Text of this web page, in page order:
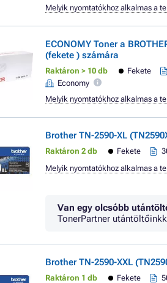
Melyik nyomtatókhoz alkalmas a
ECONOMY Toner a
(fekete ) számára
Raktáron > 10 db Fekete
Economy
Melyik nyomtatókhoz alkalmas a
Brother TN-2590-XL
Raktáron 2 db Fekete
Melyik nyomtatókhoz alkalmas a
Van egy olcsóbb
TonerPartner
Brother TN-2590-XXL
Raktáron 1 db Fekete